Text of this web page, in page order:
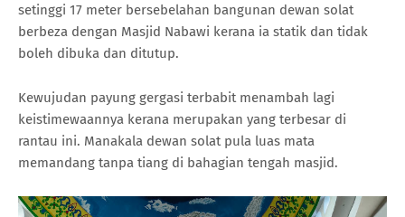
setinggi 17 meter bersebelahan bangunan dewan solat
berbeza dengan Masjid Nabawi kerana ia statik dan tidak
boleh dibuka dan ditutup.
Kewujudan payung gergasi terbabit menambah lagi
keistimewaannya kerana merupakan yang terbesar di
rantau ini. Manakala dewan solat pula luas mata
memandang tanpa tiang di bahagian tengah masjid.